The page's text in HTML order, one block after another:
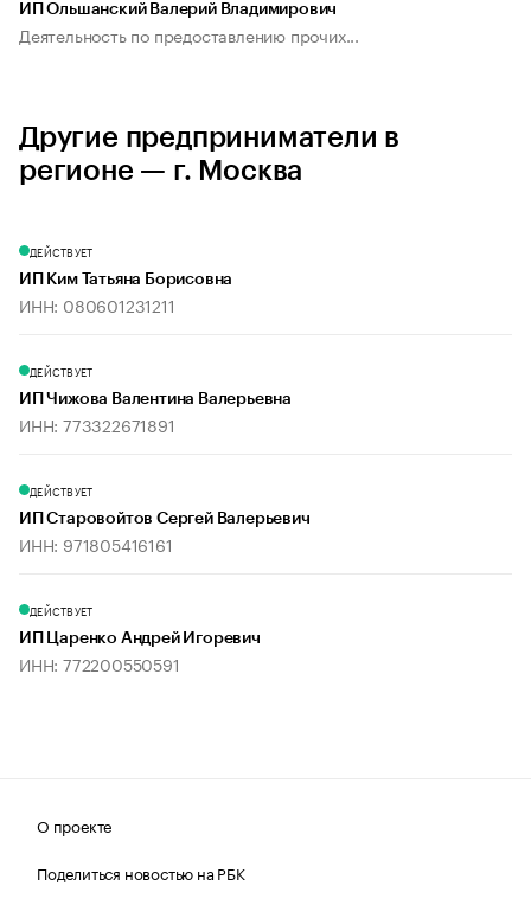
ИП Ольшанский Валерий Владимирович
Деятельность по предоставлению прочих...
Другие предприниматели в
регионе — г. Москва
ДЕЙСТВУЕТ
ИП Ким Татьяна Борисовна
ИНН: 080601231211
ДЕЙСТВУЕТ
ИП Чижова Валентина Валерьевна
ИНН: 773322671891
ДЕЙСТВУЕТ
ИП Старовойтов Сергей Валерьевич
ИНН: 971805416161
ДЕЙСТВУЕТ
ИП Царенко Андрей Игоревич
ИНН: 772200550591
О проекте
Поделиться новостью на РБК